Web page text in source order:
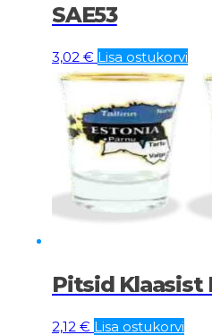
SAE53
3,02 € Lisa ostukorvi
Pitsid Klaasist
2,12 € Lisa ostukorvi